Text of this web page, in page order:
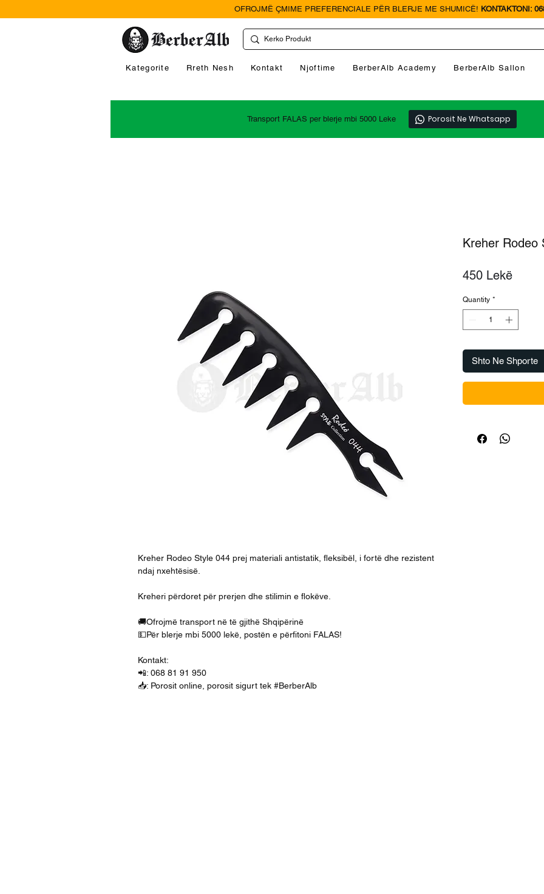
OFROJMË ÇMIME PREFERENCIALE PËR BLERJE ME SHUMICË! KONTAKTONI:
Kategorite Rreth Nesh Kontakt Njoftime BerberAlb Academy BerberAlb Sallon
Transport FALAS per blerje mbi 5000 Leke Porosit Ne Whatsapp
Kreher Rodeo Style 044 prej materiali antistatik, fleksibël, i fortë dhe rezistent
ndaj nxehtësisë.
Kreheri përdoret për prerjen dhe stilimin e flokëve.
🚚Ofrojmë transport në të gjithë Shqipërinë
💵Për blerje mbi 5000 lekë, postën e përfitoni FALAS!
Kontakt:
📲: 068 81 91 950
📥: Porosit online, porosit sigurt tek #BerberAlb
Kreher Rodeo
450 LekëPrice
Quantity *
Shto Ne Shporte